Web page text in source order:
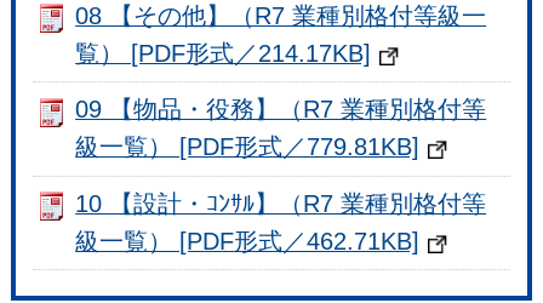
08 【その他】（R7 業種別格付等級一
覧） [PDF形式／214.17KB]
09 【物品・役務】（R7 業種別格付等
級一覧） [PDF形式／779.81KB]
10 【設計・ｺﾝｻﾙ】（R7 業種別格付等
級一覧） [PDF形式／462.71KB]